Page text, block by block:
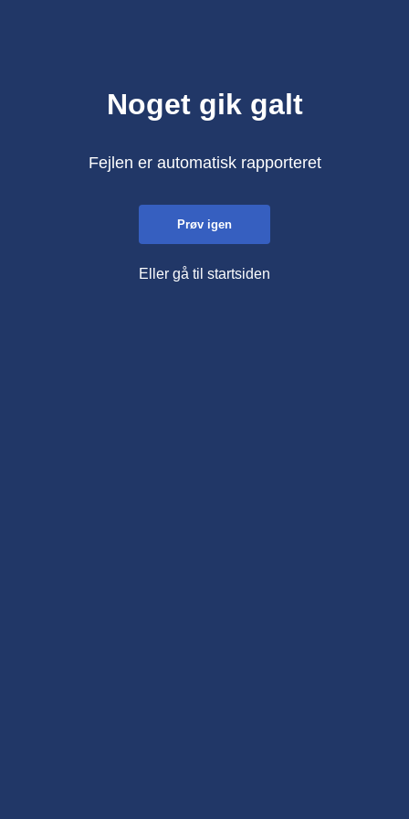
Noget gik galt
Fejlen er automatisk rapporteret
Prøv igen
Eller gå til startsiden